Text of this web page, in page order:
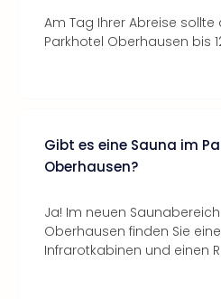
Am Tag Ihrer Abreise
Parkhotel Oberhausen bis
Gibt es eine Sauna im
Oberhausen?
Ja! Im neuen
Oberhausen finden Sie
Infrarotkabinen und einen